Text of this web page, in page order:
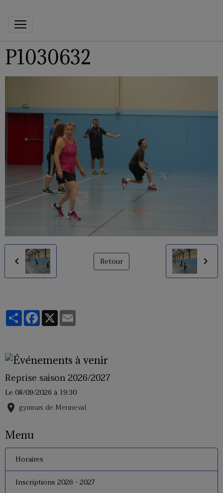
P1030632
Retour
PartagerFacebook
X
Reprise saison 2026/2027
Le 08/09/2026 à 19:30
gymnas de Menneval
Menu
Horaires
Inscriptions 2026 - 2027